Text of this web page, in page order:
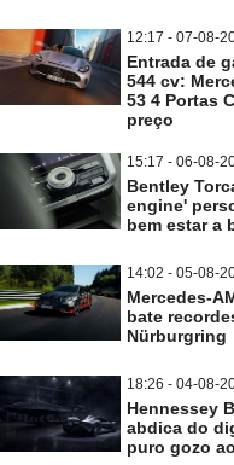
12:17 - 07-08-
Entrada de
544 cv:
53 4 Portas
preço
15:17 - 06-08-
Bentley
engine'
bem estar a
14:02 - 05-08-
Mercedes-
bate
Nürburgring
18:26 - 04-08-
Hennessey
abdica do
puro gozo